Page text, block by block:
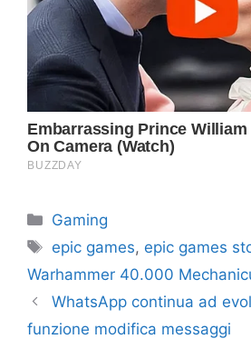
Categorie
Gaming
Tag
epic games, epic games
Warhammer 40.000
WhatsApp continua ad
funzione modifica messaggi